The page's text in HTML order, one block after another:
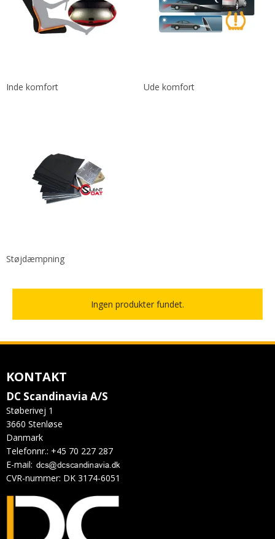
Inde komfort Ude komfort
Støjdæmpning
Ingen produkter fundet.
KONTAKT
DC Scandinavia A/S
Støberivej 1
3660 Stenløse
Danmark
Telefonnr.: +45 70 227 287
E-mail:
CVR-nummer: DK 3174-6051